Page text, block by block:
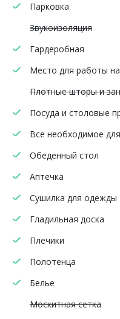
Парковка
Звукоизоляция
Гардеробная
Место для работы
Плотные шторы и
Посуда и столовые
Все необходимое
Обеденный стол
Аптечка
Сушилка для одежды
Гладильная доска
Плечики
Полотенца
Белье
Москитная сетка